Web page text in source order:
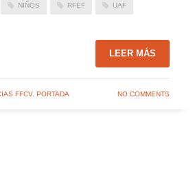
NIÑOS RFEF UAF
LEER MÁS
FFCV, PORTADA NO COMMENTS